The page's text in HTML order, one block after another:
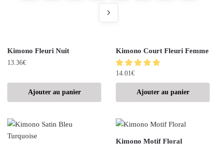
Kimono Fleuri Nuit
13.36€
Ajouter au panier
Kimono Court Fleuri Femme
14.01€
Ajouter au panier
Kimono Motif Floral